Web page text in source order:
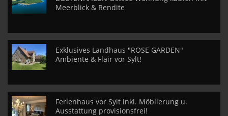
Meerblick & Rendite
Exklusives Landhaus "ROSE GARDEN"
Ambiente & Flair vor Sylt!
Ferienhaus vor Sylt inkl. Möblierung u.
Ausstattung provisionsfrei!